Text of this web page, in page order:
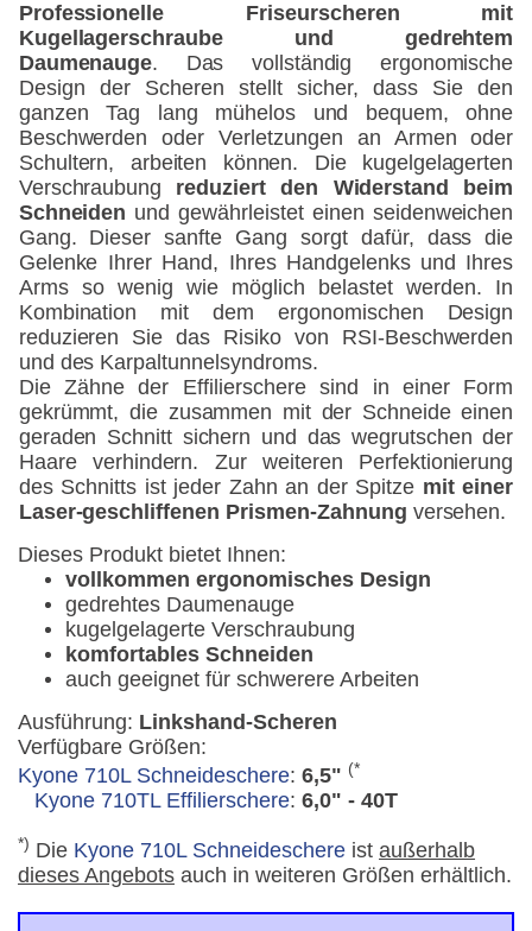
Professionelle Friseurscheren mit
Kugellagerschraube und gedrehtem
Daumenauge. Das vollständig ergonomische
Design der Scheren stellt sicher, dass Sie den
ganzen Tag lang mühelos und bequem, ohne
Beschwerden oder Verletzungen an Armen oder
Schultern, arbeiten können. Die kugelgelagerten
Verschraubung reduziert den Widerstand beim
Schneiden und gewährleistet einen seidenweichen
Gang. Dieser sanfte Gang sorgt dafür, dass die
Gelenke Ihrer Hand, Ihres Handgelenks und Ihres
Arms so wenig wie möglich belastet werden. In
Kombination mit dem ergonomischen Design
reduzieren Sie das Risiko von RSI-Beschwerden
und des Karpaltunnelsyndroms.
Die Zähne der Effilierschere sind in einer Form
gekrümmt, die zusammen mit der Schneide einen
geraden Schnitt sichern und das wegrutschen der
Haare verhindern. Zur weiteren Perfektionierung
des Schnitts ist jeder Zahn an der Spitze mit einer
Laser-geschliffenen Prismen-Zahnung versehen.
Dieses Produkt bietet Ihnen:
vollkommen ergonomisches Design
gedrehtes Daumenauge
kugelgelagerte Verschraubung
komfortables Schneiden
auch geeignet für schwerere Arbeiten
Ausführung: Linkshand-Scheren
Verfügbare Größen:
Kyone 710L Schneideschere:6,5" (*
Kyone 710TL Effilierschere:6,0" - 40T
*) Die Kyone 710L Schneideschere istaußerhalb
dieses Angebotsauch in weiteren Größen erhältlich.